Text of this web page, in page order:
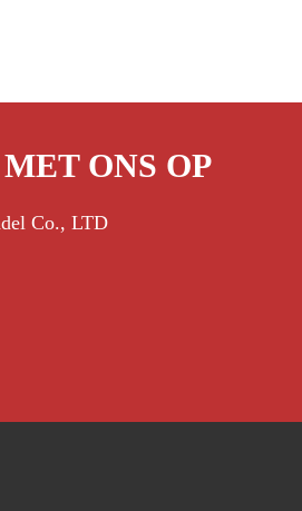
ONS OP
Co., LTD